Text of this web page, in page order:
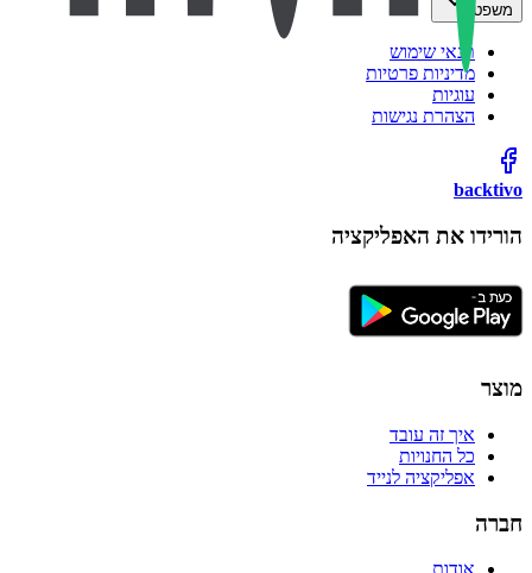
משפטי
תנאי שימוש
מדיניות פרטיות
עוגיות
הצהרת נגישות
backtivo
הורידו את האפליקציה
מוצר
איך זה עובד
כל החנויות
אפליקציה לנייד
חברה